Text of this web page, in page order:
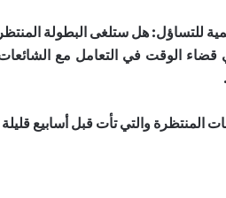
للتساؤل: هل ستلغى البطولة
قضاء الوقت في التعامل مع
المنتظرة والتي تأت قبل أسابيع